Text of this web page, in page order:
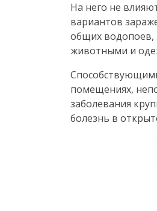
На него не
вариантов
общих водопоев,
животными и
помещениях,
заболевания
болезнь в